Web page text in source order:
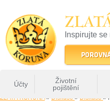
Inspirujte
22 let
Účty
Životní
pojištění
ZLATÁ KORUNA» Diskuse » Diskuse »